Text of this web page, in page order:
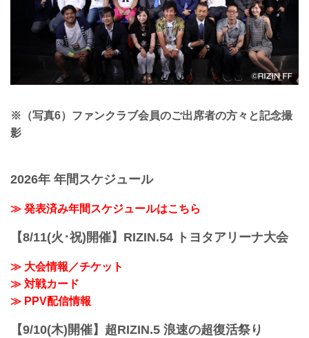
※（写真6）ファンクラブ会員のご出席者の方々と記念撮
影
2026年 年間スケジュール
≫ 発表済み年間スケジュールはこちら
【8/11(火･祝)開催】RIZIN.54 トヨタアリーナ大会
≫ 大会情報／チケット
≫ 対戦カード
≫ PPV配信情報
【9/10(木)開催】超RIZIN.5 浪速の超復活祭り